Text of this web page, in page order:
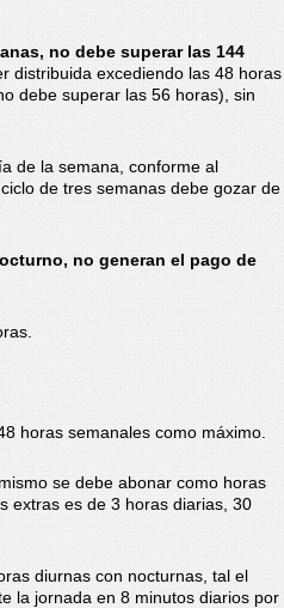
no debe superar las 144
distribuida excediendo las 48 horas
debe superar las 56 horas), sin
de la semana, conforme al
de tres semanas debe gozar de
no generan el pago de
horas semanales como máximo.
se debe abonar como horas
extras es de 3 horas diarias, 30
diurnas con nocturnas, tal el
la jornada en 8 minutos diarios por